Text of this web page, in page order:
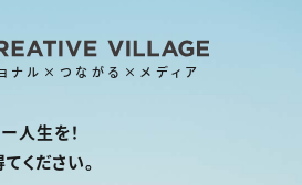
ナル×つながる×メディア
人生を！
ください。